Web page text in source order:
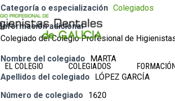
EL COLEGIO COLEGIADOS
Categoría o especialización Colegiados
Información adicional
Colegiado del Colegio Profesional de
Nombre del colegiado
MARTA
Apellidos del colegiado
LÓPEZ GARCÍA
Número de colegiado
1620